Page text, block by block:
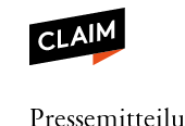
Pressemitteilung